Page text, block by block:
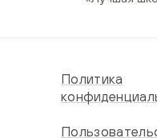
Политика